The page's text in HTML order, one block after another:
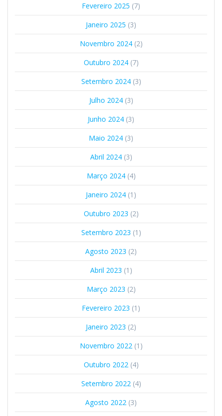
Fevereiro 2025 (7)
Janeiro 2025 (3)
Novembro 2024(2)
Outubro 2024(7)
Setembro 2024(3)
Julho 2024(3)
Junho 2024 (3)
Maio 2024 (3)
Abril 2024(3)
Março 2024(4)
Janeiro 2024 (1)
Outubro 2023 (2)
Setembro 2023 (1)
Agosto 2023 (2)
Abril 2023 (1)
Março 2023 (2)
Fevereiro 2023 (1)
Janeiro 2023 (2)
Novembro 2022(1)
Outubro 2022(4)
Setembro 2022(4)
Agosto 2022 (3)